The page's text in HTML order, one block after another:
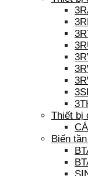
Thiết bị
Biến